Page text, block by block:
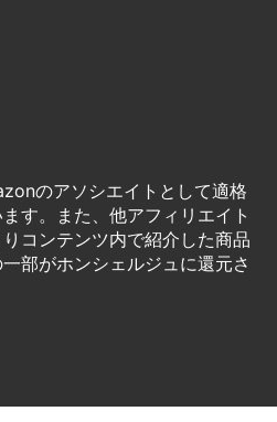
のアソシエイトとして適格
す。また、他アフィリエイト
コンテンツ内で紹介した商品
部がホンシェルジュに還元さ